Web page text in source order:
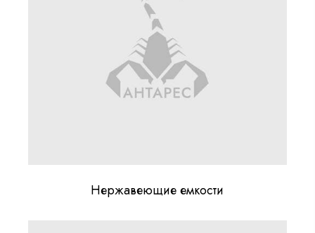
Нержавеющие емкости